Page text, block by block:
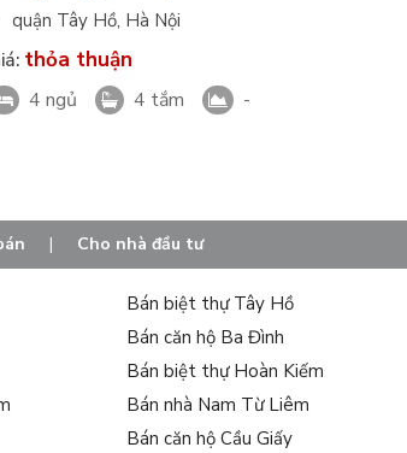
quận Tây Hồ, Hà Nội
thỏa thuận
4 ngủ 4 tắm -
| Cho nhà đầu tư
Bán biệt thự Tây Hồ
Bán căn hộ Ba Đình
Bán biệt thự Hoàn Kiếm
Bán nhà Nam Từ Liêm
Bán căn hộ Cầu Giấy